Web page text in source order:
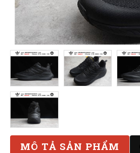
MÔ TẢ SẢN PHẨM